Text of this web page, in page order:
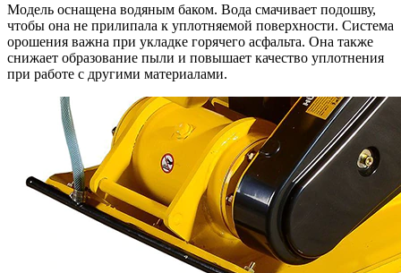
Модель оснащена водяным баком. Вода смачивает подошву,
чтобы она не прилипала к уплотняемой поверхности. Система
орошения важна при укладке горячего асфальта. Она также
снижает образование пыли и повышает качество уплотнения
при работе с другими материалами.